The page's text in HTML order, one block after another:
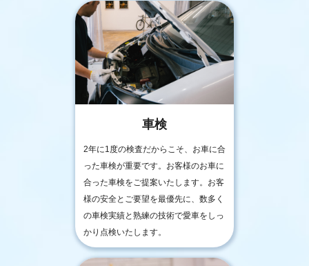
車検
2年に1度の検査だからこそ、お車に合
った車検が重要です。お客様のお車に
合った車検をご提案いたします。お客
様の安全とご要望を最優先に、数多く
の車検実績と熟練の技術で愛車をしっ
かり点検いたします。